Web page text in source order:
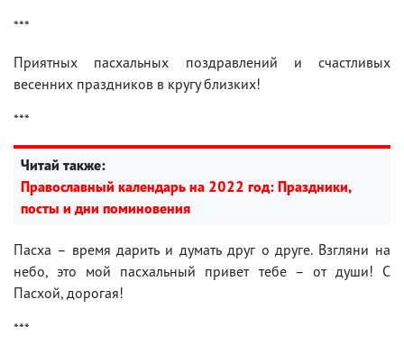
***
Приятных пасхальных поздравлений и счастливых
весенних праздников в кругу близких!
***
Читай также:
Православный календарь на 2022 год: Праздники,
посты и дни поминовения
Пасха – время дарить и думать друг о друге. Взгляни на
небо, это мой пасхальный привет тебе – от души! С
Пасхой, дорогая!
***